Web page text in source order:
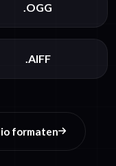
.OGG
.AIFF
formaten